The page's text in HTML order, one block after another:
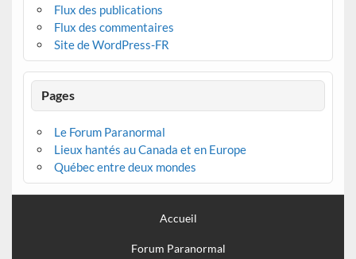
Flux des publications
Flux des commentaires
Site de WordPress-FR
Pages
Le Forum Paranormal
Lieux hantés au Canada et en Europe
Québec entre deux mondes
Accueil
Forum Paranormal